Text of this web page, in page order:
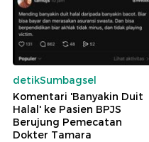
detikSumbagsel
Komentari 'Banyakin Duit
Halal' ke Pasien BPJS
Berujung Pemecatan
Dokter Tamara